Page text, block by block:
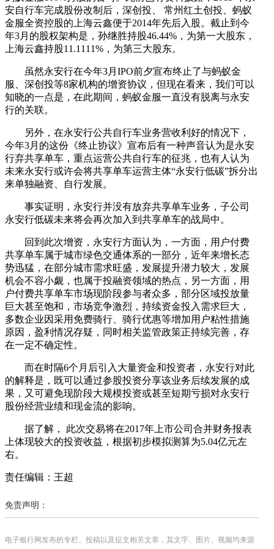
安自行车完成股份改制后，深创投、 常州红土创投、蚂蚁
金服全资控股的上海云鑫便于2014年先后入股。截止到今
年3月的股权架构是，孙继胜持股46.44%，为第一大股东，
上海云鑫持股11.1111%，为第三大股东。
虽然永安行在今年3月IPO前夕宣布终止了与蚂蚁金
服、深创投等8家机构的增资协议，但现在看来，我们可以
知晓的一点是，在此期间，蚂蚁金服一直没有脱离与永安
行的关联。
另外，在永安行公共自行车业务营收利好的情况下，
今年3月的这份《终止协议》宣布后有一种声音认为是永安
行弃共享单车，重点运营公共自行车的征兆，也有人认为
未来永安行或许会将共享单车运营主体“永安行低碳”拆分出
来单独融资、自行发展。
事实证明，永安行并没有放弃共享单车业务，子公司
永安行低碳未来将会再次加入到共享单车的战局中。
回到此次增资，永安行方面认为，一方面，用户付费
共享单车属于城市绿色交通体系的一部分，近年来增长态
势迅猛，在部分城市需求旺盛，发展提升潜力较大，发展
机会不容小觑，也属于投融资领域的热点，另一方面，用
户付费共享单车市场现阶段参与者众多，部分区域投放量
巨大甚至饱和，市场竞争激烈，持续资金投入需求巨大，
多数企业因采用免费骑行、骑行优惠等增加用户粘性措施
原因，盈利情况存疑，同时相关监管政策正持续完善，存
在一定不确定性。
而在时隔6个月后引入大量资金和投资者，永安行对此
的解释是，既可以通过参股投资分享该业务后续发展的成
果，又可避免现阶段大规模投资或甚至短期亏损对永安行
股份经营业绩和现金流的影响。
据了解， 此次交易将在2017年上市公司合并财务报表
上体现较大的投资收益，根据初步模拟测算为5.04亿元左
右。
责任编辑：王超
免责声明：
电子银行网发布的专栏、投稿以及征文相关文章，其文字、图片、视频均来源